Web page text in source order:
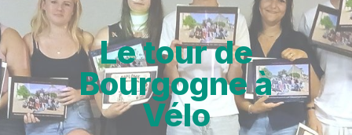
Le tour de
Bourgogne à
Vélo